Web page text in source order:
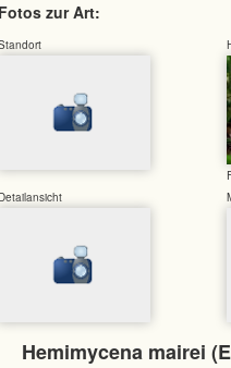
zur Art:
Hemimycena mairei